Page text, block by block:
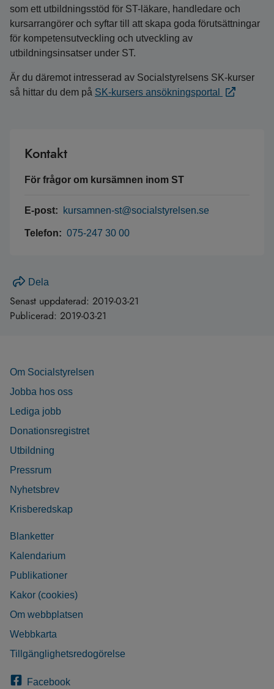
som ett utbildningsstöd för ST-läkare, handledare och
kursarrangörer och syftar till att skapa goda förutsättningar
för kompetensutveckling och utveckling av
utbildningsinsatser under ST.
Är du däremot intresserad av Socialstyrelsens SK-kurser
så hittar du dem på SK-kursers ansökningsportal
Kontakt
För frågor om kursämnen inom ST
E-post: kursamnen-st@socialstyrelsen.se
Telefon: 075-247 30 00
Dela
Senast uppdaterad: 2019-03-21
Publicerad: 2019-03-21
Om Socialstyrelsen
Jobba hos oss
Lediga jobb
Donationsregistret
Utbildning
Pressrum
Nyhetsbrev
Krisberedskap
Blanketter
Kalendarium
Publikationer
Kakor (cookies)
Om webbplatsen
Webbkarta
Tillgänglighetsredogörelse
Facebook